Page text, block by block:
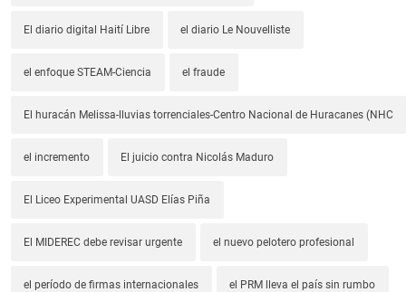
El diario digital Haití Libre el diario Le Nouvelliste
el enfoque STEAM-Ciencia el fraude
El huracán Melissa-lluvias torrenciales-Centro Nacional de Huracanes (NHC
el incremento El juicio contra Nicolás Maduro
El Liceo Experimental UASD Elías Piña
El MIDEREC debe revisar urgente el nuevo pelotero profesional
el período de firmas internacionales el PRM lleva el país sin rumbo